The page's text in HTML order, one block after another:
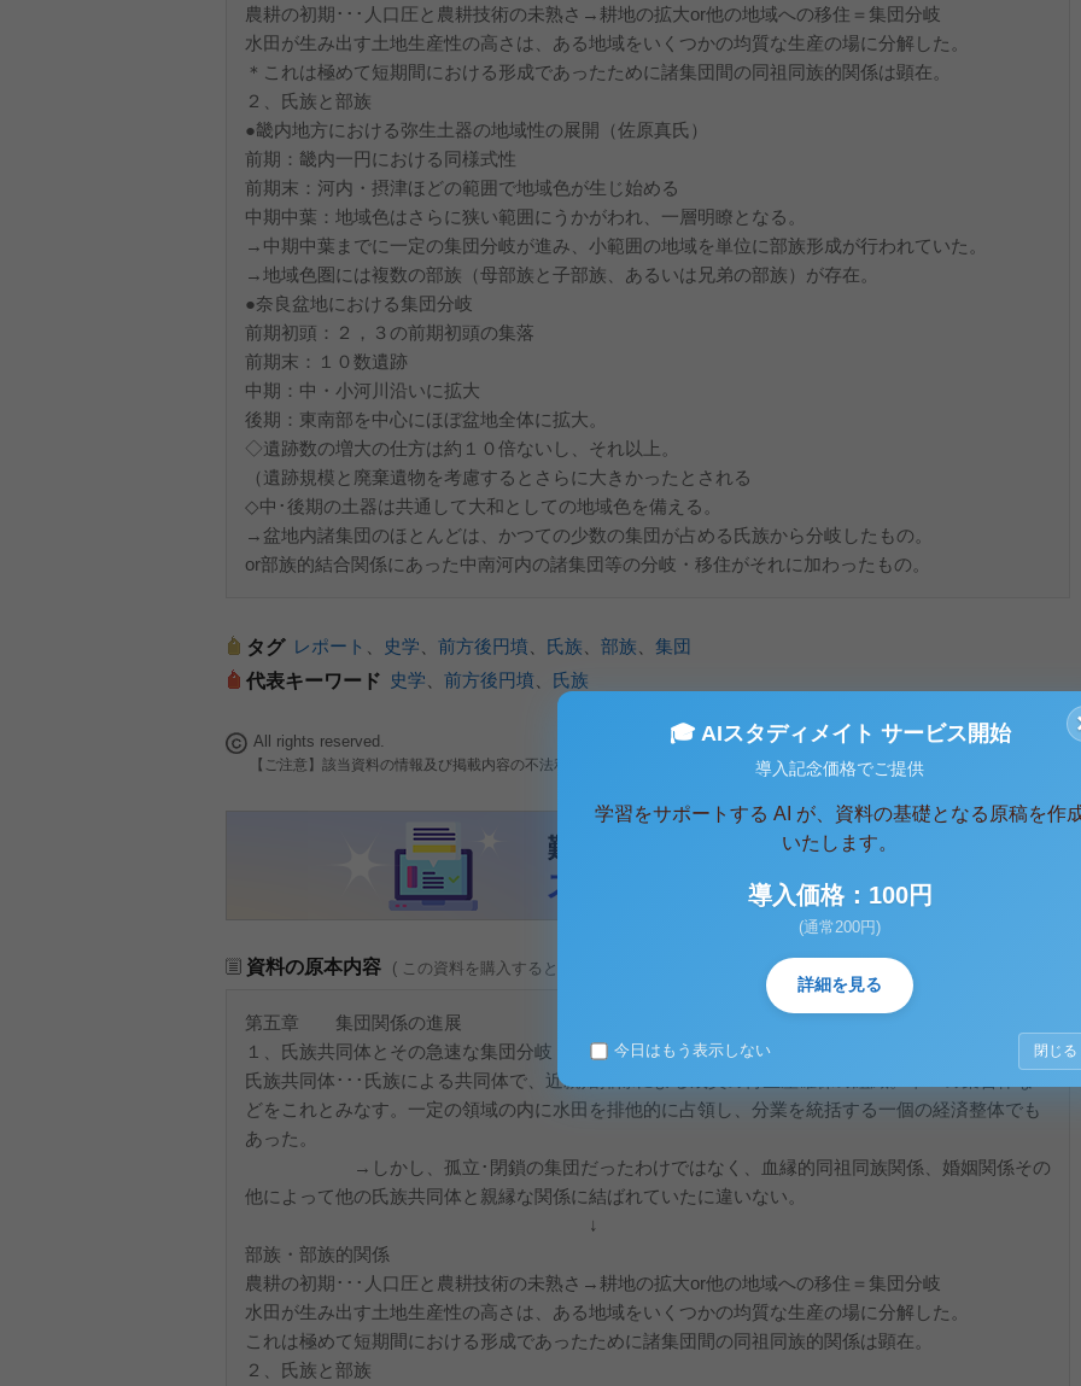
農耕の初期･･･人口圧と農耕技術の未熟さ→耕地の拡大or他の地域への移住＝集団分岐
水田が生み出す土地生産性の高さは、ある地域をいくつかの均質な生産の場に分解した。
＊これは極めて短期間における形成であったために諸集団間の同祖同族的関係は顕在。
２、氏族と部族
●畿内地方における弥生土器の地域性の展開（佐原真氏）
前期：畿内一円における同様式性
前期末：河内・摂津ほどの範囲で地域色が生じ始める
中期中葉：地域色はさらに狭い範囲にうかがわれ、一層明瞭となる。
→中期中葉までに一定の集団分岐が進み、小範囲の地域を単位に部族形成が行われていた。
→地域色圏には複数の部族（母部族と子部族、あるいは兄弟の部族）が存在。
●奈良盆地における集団分岐
前期初頭：２，３の前期初頭の集落
前期末：１０数遺跡
中期：中・小河川沿いに拡大
後期：東南部を中心にほぼ盆地全体に拡大。
◇遺跡数の増大の仕方は約１０倍ないし、それ以上。
（遺跡規模と廃棄遺物を考慮するとさらに大きかったとされる
◇中･後期の土器は共通して大和としての地域色を備える。
→盆地内諸集団のほとんどは、かつての少数の集団が占める氏族から分岐したもの。
or部族的結合関係にあった中南河内の諸集団等の分岐・移住がそれに加わったもの。
タグ レポート 史学 前方後円墳 氏族 部族
集団
代表キーワード 史学 前方後円墳 氏族
All rights reserved.
【ご注意】該当資料の情報及び掲載内容の不法利用、無断転載・配布は著作権法違反となります。
資料の原本内容 ( この資料を購入すると、テキストデータがみえます。 )
第五章 集団関係の進展
１、氏族共同体とその急速な集団分岐
氏族共同体･･･氏族による共同体で、近親婚排除による成員の再生産確保の組織。単一の集合体な
どをこれとみなす。一定の領域の内に水田を排他的に占領し、分業を統括する一個の経済整体でも
あった。
→しかし、孤立･閉鎖の集団だったわけではなく、血縁的同祖同族関係、婚姻関係その
他によって他の氏族共同体と親縁な関係に結ばれていたに違いない。
↓
部族・部族的関係
農耕の初期･･･人口圧と農耕技術の未熟さ→耕地の拡大or他の地域への移住＝集団分岐
水田が生み出す土地生産性の高さは、ある地域をいくつかの均質な生産の場に分解した。
これは極めて短期間における形成であったために諸集団間の同祖同族的関係は顕在。
２、氏族と部族
🎓 AIスタディメイト サービス開始
導入記念価格でご提供
学習をサポートする AI が、資料の基礎となる原稿を作
いたします。
導入価格：100円
(通常200円)
詳細を見る
今日はもう表示しない 閉じる